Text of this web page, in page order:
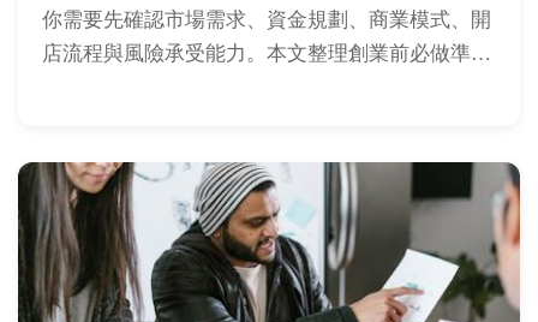
你需要先確認市場需求、資金規劃、商業模式、開
店流程與風險承受能力。本文整理創業前必做準